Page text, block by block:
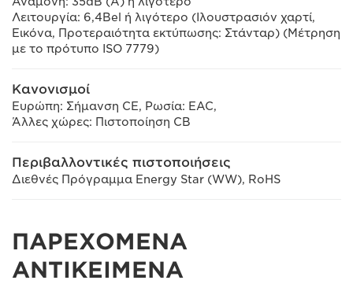
Λειτουργία: 6,4Bel ή λιγότερο (Ιλουστρασιόν χαρτί,
Εικόνα, Προτεραιότητα εκτύπωσης: Στάνταρ) (Μέτρηση
με το πρότυπο ISO 7779)
Κανονισμοί
Ευρώπη: Σήμανση CE, Ρωσία: EAC,
Άλλες χώρες: Πιστοποίηση CB
Περιβαλλοντικές πιστοποιήσεις
Διεθνές Πρόγραμμα Energy Star (WW), RoHS
ΠΑΡΕΧΟΜΕΝΑ
ΑΝΤΙΚΕΙΜΕΝΑ